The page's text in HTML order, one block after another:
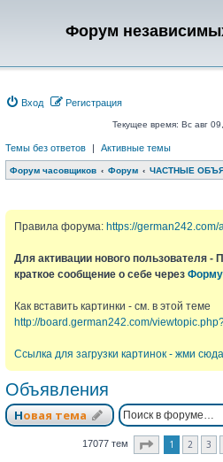
Форум
Вход Регистрация
Текущее время: Вс авг
Темы без ответов | Активные темы
Форум часовщиков Форум ЧАСТНЫЕ
Правила форума: https://
Для активации нового пользователя -
краткое сообщение о себе через Форму
Как вставить картинки - см. в этой теме
http://board.german242.com/
Ссылка для загрузки картинок - жми сюда
Объявления
Новая тема
17077 тем Страница из
1 2 3